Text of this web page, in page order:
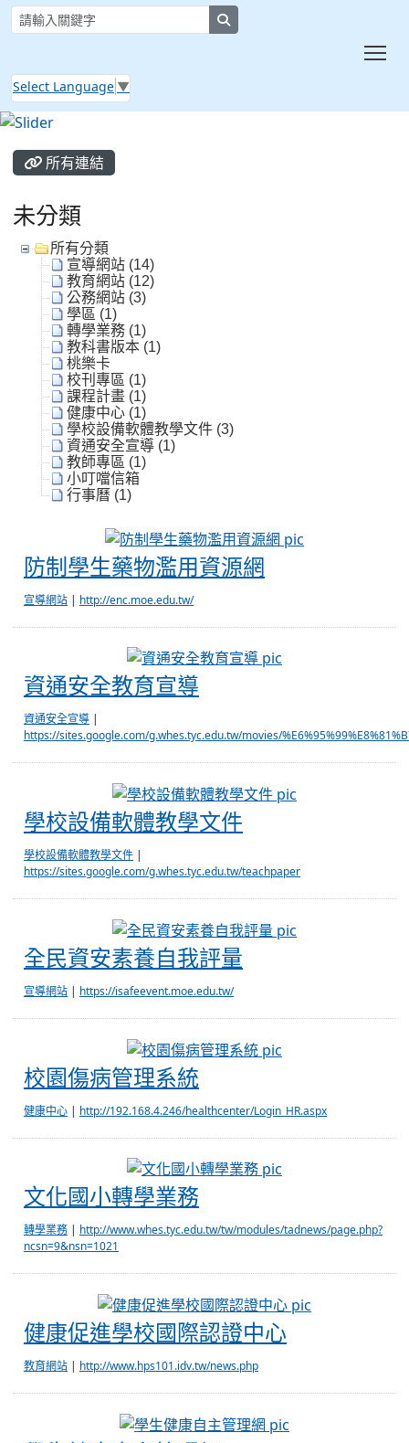
Select Language ▼
所有連結
未分類
所有分類
宣導網站 (14)
教育網站 (12)
公務網站 (3)
學區 (1)
轉學業務 (1)
教科書版本 (1)
桃樂卡
校刊專區 (1)
課程計畫 (1)
健康中心 (1)
學校設備軟體教學文件 (3)
資通安全宣導 (1)
教師專區 (1)
小叮噹信箱
行事曆 (1)
防制學生藥物濫用資源網
宣導網站 | http://enc.moe.edu.tw/
資通安全教育宣導
資通安全宣導 |
https://sites.google.com/g.whes.tyc.edu.tw/movies/
學校設備軟體教學文件
學校設備軟體教學文件 |
https://sites.google.com/g.whes.tyc.edu.tw/teachpaper
全民資安素養自我評量
宣導網站 | https://isafeevent.moe.edu.tw/
校園傷病管理系統
健康中心 | http://192.168.4.246/healthcenter/Login_HR.aspx
文化國小轉學業務
轉學業務 | http://www.whes.tyc.edu.tw/tw/modules/tadnews/page.php?
ncsn=9&nsn=1021
健康促進學校國際認證中心
教育網站 | http://www.hps101.idv.tw/news.php